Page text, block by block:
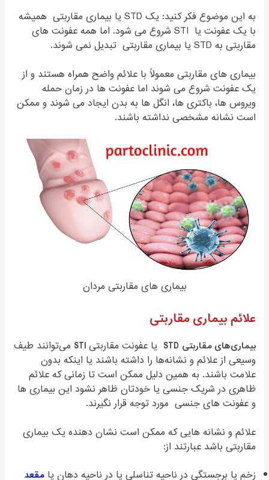
به این موضوع فکر کنید: یک STD یا بیماری مقاربتی همیشه
با یک عفونت یا STI شروع می شود. اما همه عفونت های
مقاربتی به STD یا بیماری مقاربتی تبدیل نمی شوند.
بیماری های مقاربتی معمولاً با علائم واضح همراه هستند و از
یک عفونت شروع می شوند اما عفونت ها در زمان حمله
ویروس ها، باکتری ها، انگل ها به بدن ایجاد می شوند و ممکن
است نشانه مشخصی نداشته باشند.
بیماری های مقاربتی مردان
علائم بیماری مقاربتی
بیماری‌های مقاربتی STD یا عفونت مقاربتی
می‌توانند طیف
وسیعی از علائم و نشانه‌ها را داشته باشند یا اینکه بدون
علامت باشند. به همین دلیل ممکن است تا زمانی که علائم
ظاهری در شریک جنسی یا خودتان ظاهر نشود این بیماری ها
و عفونت های جنسی مورد توجه قرار نگیرند.
علائم و نشانه هایی که ممکن است نشان دهنده یک بیماری
مقاربتی باشد عبارتند از:
زخم یا برجستگی در ناحیه تناسلی یا در ناحیه دهان یامقعد